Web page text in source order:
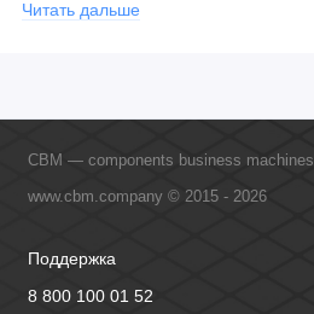
официальными производителями и
Читать дальше
CBM — components business machines
www.cbm.company © 2015 - 2026
Поддержка
8 800 100 01 52